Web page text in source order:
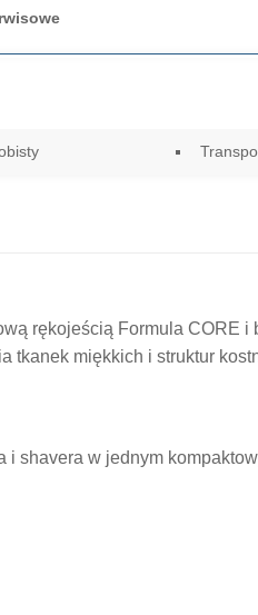
rękojeścią Formula CORE
miękkich i struktur
i shavera w jednym